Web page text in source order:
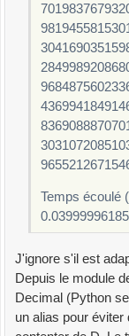
Temps écoulé
J'ignore s'il est
Depuis le module
Decimal (Python
un alias pour